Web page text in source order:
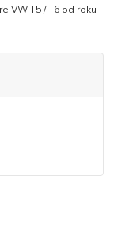
VW T5 / T6 od roku